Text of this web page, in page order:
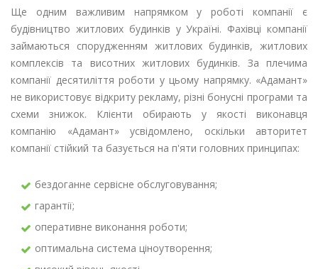
Ще одним важливим напрямком у роботі компанії є
будівництво житлових будинків у Україні. Фахівці компанії
займаються спорудженням житлових будинків, житлових
комплексів та висотних житлових будинків. За плечима
компанії десятиліття роботи у цьому напрямку. «Адамант»
не використовує відкриту рекламу, різні бонусні програми та
схеми знижок. Клієнти обирають у якості виконавця
компанію «Адамант» усвідомлено, оскільки авторитет
компанії стійкий та базується на п'яти головних принципах:
бездоганне сервісне обслуговування;
гарантії;
оперативне виконання роботи;
оптимальна система ціноутворення;